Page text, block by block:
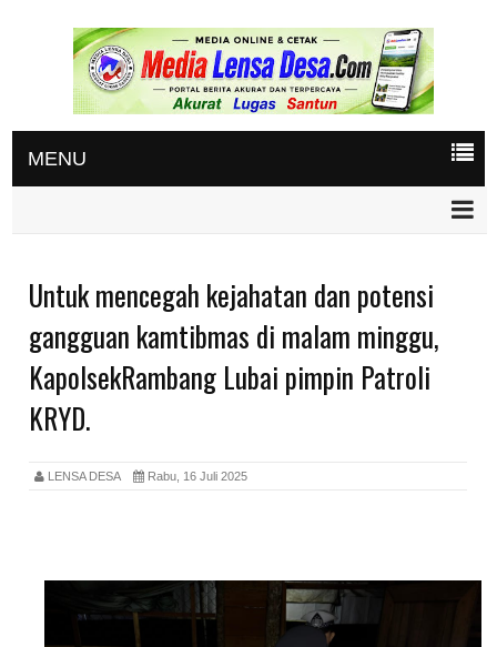
MENU
Untuk mencegah kejahatan dan potensi
gangguan kamtibmas di malam minggu,
KapolsekRambang Lubai pimpin Patroli
KRYD.
LENSA DESA Rabu, 16 Juli 2025